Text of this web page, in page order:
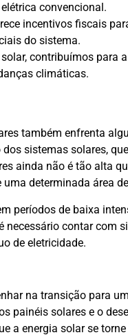
convencional.
incentivos fiscais
do sistema.
contribuímos para
climáticas.
também enfrenta
sistemas solares,
ainda não é tão alta
determinada área
períodos de baixa
contar com
de eletricidade.
na transição para
painéis solares e o
a energia solar se